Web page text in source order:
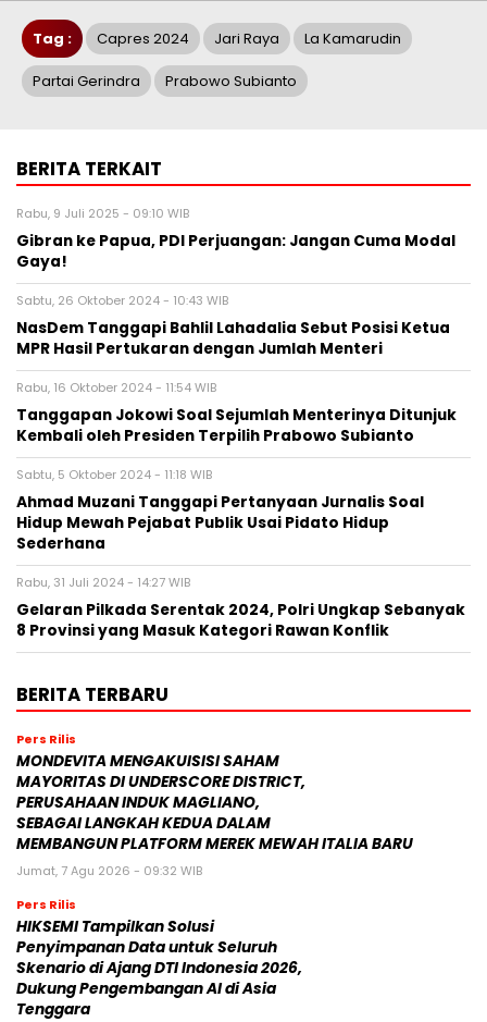
Tag : Capres 2024 Jari Raya La Kamarudin
Partai Gerindra Prabowo Subianto
BERITA TERKAIT
Rabu, 9 Juli 2025 - 09:10 WIB
Gibran ke Papua, PDI Perjuangan: Jangan Cuma Modal
Gaya!
Sabtu, 26 Oktober 2024 - 10:43 WIB
NasDem Tanggapi Bahlil Lahadalia Sebut Posisi Ketua
MPR Hasil Pertukaran dengan Jumlah Menteri
Rabu, 16 Oktober 2024 - 11:54 WIB
Tanggapan Jokowi Soal Sejumlah Menterinya Ditunjuk
Kembali oleh Presiden Terpilih Prabowo Subianto
Sabtu, 5 Oktober 2024 - 11:18 WIB
Ahmad Muzani Tanggapi Pertanyaan Jurnalis Soal
Hidup Mewah Pejabat Publik Usai Pidato Hidup
Sederhana
Rabu, 31 Juli 2024 - 14:27 WIB
Gelaran Pilkada Serentak 2024, Polri Ungkap Sebanyak
8 Provinsi yang Masuk Kategori Rawan Konflik
BERITA TERBARU
Pers Rilis
MONDEVITA MENGAKUISISI SAHAM
MAYORITAS DI UNDERSCORE DISTRICT,
PERUSAHAAN INDUK MAGLIANO,
SEBAGAI LANGKAH KEDUA DALAM
MEMBANGUN PLATFORM MEREK MEWAH ITALIA BARU
Jumat, 7 Agu 2026 - 09:32 WIB
Pers Rilis
HIKSEMI Tampilkan Solusi
Penyimpanan Data untuk Seluruh
Skenario di Ajang DTI Indonesia 2026,
Dukung Pengembangan AI di Asia
Tenggara